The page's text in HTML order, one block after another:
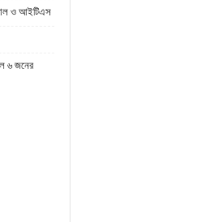
ও আইটিএস
৬ জনের